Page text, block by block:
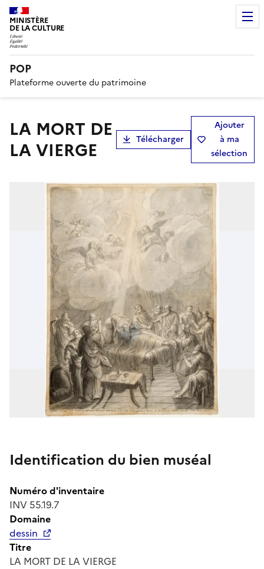
MINISTÈRE
DE LA CULTURE
POP
Plateforme ouverte du patrimoine
LA MORT DE
LA VIERGE
Télécharger
Ajouter
à ma
sélection
Identification du bien muséal
Numéro d'inventaire
INV 55.19.7
Domaine
dessin
Titre
LA MORT DE LA VIERGE